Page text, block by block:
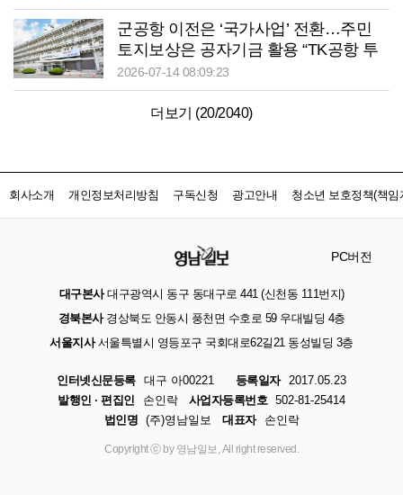
군공항 이전은 ‘국가사업’ 전환…주민
토지보상은 공자기금 활용 “TK공항 투
트랙 전략”
2026-07-14 08:09:23
더보기 (20/2040)
회사소개 개인정보처리방침 구독신청 광고안내 청소년 보호정책(책임
PC버전
대구본사대구광역시 동구 동대구로 441 (신천동 111번지)
경북본사경상북도 안동시 풍천면 수호로 59 우대빌딩 4층
서울지사서울특별시 영등포구 국회대로62길21 동성빌딩 3층
인터넷신문등록 대구 아00221 등록일자
2017.05.23
발행인 · 편집인
손인락 사업자등록번호 502-81-25414
법인명 (주)영남일보 대표자 손인락
Copyright ⓒ by 영남일보, All right reserved.